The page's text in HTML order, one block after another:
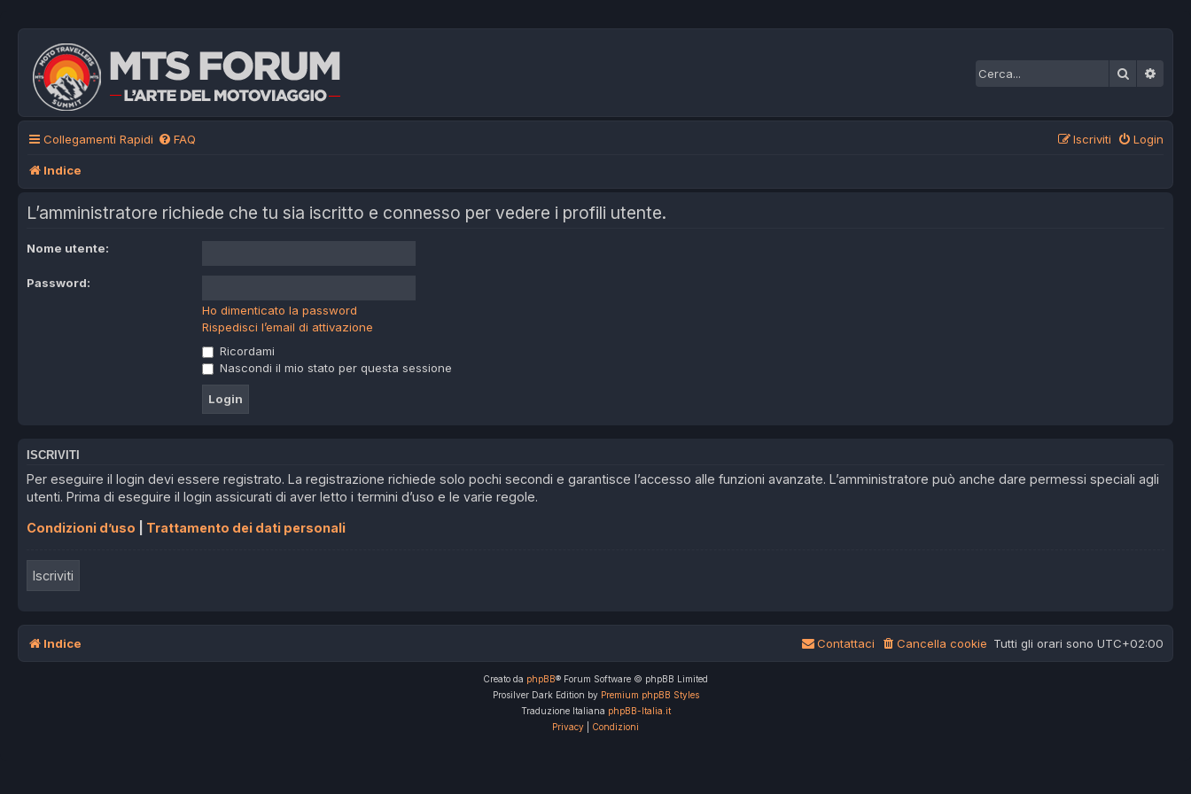
Cerca
Collegamenti Rapidi FAQ Login
Iscriviti
Indice
L’amministratore richiede che tu sia iscritto e connesso per vedere i profili utente.
Nome utente:
Password:
Ho dimenticato la password
Rispedisci l’email di attivazione
Ricordami
Nascondi il mio stato per questa sessione
ISCRIVITI
Per eseguire il login devi essere registrato. La registrazione richiede solo pochi secondi e garantisce l’accesso alle funzioni avanzate. L’amministratore può anche dare permessi speciali agli
utenti. Prima di eseguire il login assicurati di aver letto i termini d’uso e le varie regole.
Condizioni d’uso Trattamento dei dati personali
Iscriviti
Indice Tutti gli orari sono UTC+02:00
Cancella cookie
Contattaci
Creato da phpBB® Forum Software © phpBB Limited
Prosilver Dark Edition by Premium phpBB Styles
Traduzione Italiana phpBB-Italia.it
Privacy
Condizioni